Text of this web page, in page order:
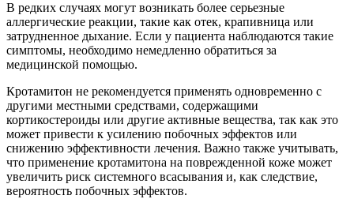
В редких случаях могут возникать более серьезные
аллергические реакции, такие как отек, крапивница или
затрудненное дыхание. Если у пациента наблюдаются такие
симптомы, необходимо немедленно обратиться за
медицинской помощью.
Кротамитон не рекомендуется применять одновременно с
другими местными средствами, содержащими
кортикостероиды или другие активные вещества, так как это
может привести к усилению побочных эффектов или
снижению эффективности лечения. Важно также учитывать,
что применение кротамитона на поврежденной коже может
увеличить риск системного всасывания и, как следствие,
вероятность побочных эффектов.